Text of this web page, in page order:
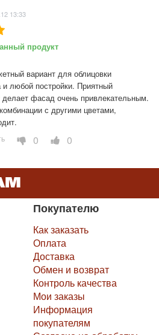
13:33
продукт
вариант для облицовки
и любой постройки. Приятный
фасад очень привлекательным.
с другими цветами,
0 0
Покупателю
Как заказать
Оплата
Доставка
Обмен и возврат
Контроль качества
Мои заказы
Информация
покупателям